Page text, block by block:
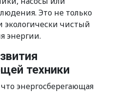
Это не только
чистый
энергии.
техники
энергосберегающая